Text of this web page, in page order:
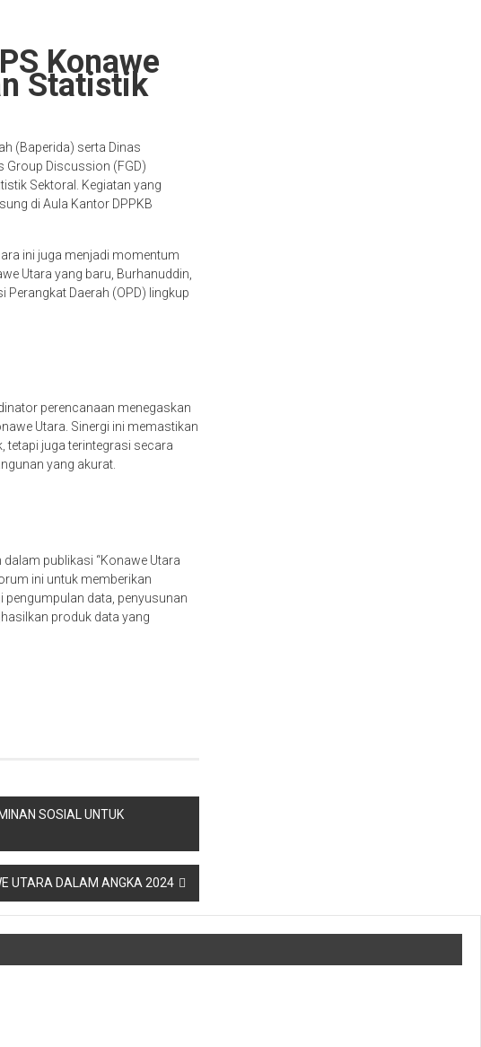
Konawe
Statistik
(Baperida) serta Dinas
Discussion (FGD)
Sektoral. Kegiatan yang
di Aula Kantor DPPKB
ini juga menjadi momentum
Utara yang baru, Burhanuddin,
Perangkat Daerah (OPD) lingkup
perencanaan menegaskan
Utara. Sinergi ini memastikan
tetapi juga terintegrasi secara
yang akurat.
publikasi “Konawe Utara
ini untuk memberikan
data, penyusunan
produk data yang
SOSIAL UNTUK
UTARA DALAM ANGKA 2024